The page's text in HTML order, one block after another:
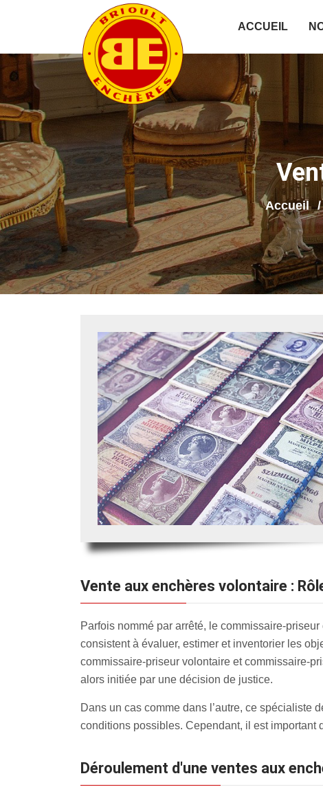
ACCUEIL
Accueil
Vente aux enchères volontaire :
Parfois nommé par arrêté, le commissaire-
consistent à évaluer, estimer et inventorier les
commissaire-priseur volontaire et commissaire-
alors initiée par une décision de justice.
Dans un cas comme dans l’autre, ce spécialiste
conditions possibles. Cependant, il est
Déroulement d'une ventes aux